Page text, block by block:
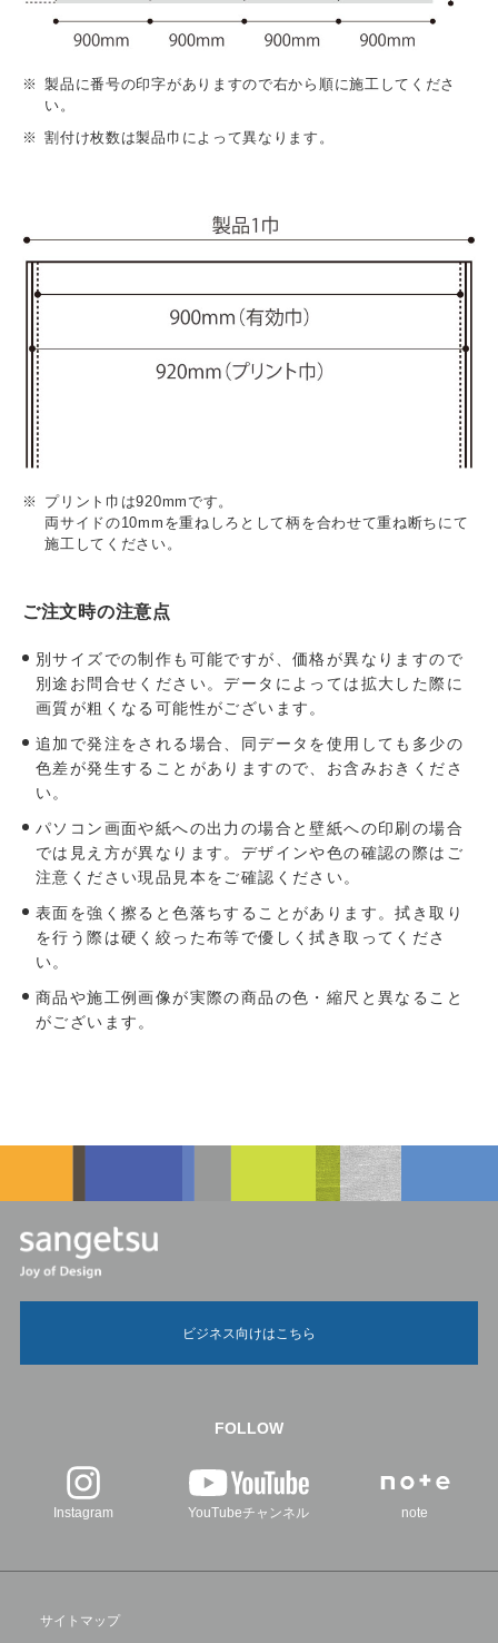
製品に番号の印字がありますので右から順に施工してくださ
い。
割付け枚数は製品巾によって異なります。
プリント巾は920mmです。
両サイドの10mmを重ねしろとして柄を合わせて重ね断ちにて
施工してください。
ご注文時の注意点
別サイズでの制作も可能ですが、価格が異なりますので
別途お問合せください。データによっては拡大した際に
画質が粗くなる可能性がございます。
追加で発注をされる場合、同データを使用しても多少の
色差が発生することがありますので、お含みおきくださ
い。
パソコン画面や紙への出力の場合と壁紙への印刷の場合
では見え方が異なります。デザインや色の確認の際はご
注意ください現品見本をご確認ください。
表面を強く擦ると色落ちすることがあります。拭き取り
を行う際は硬く絞った布等で優しく拭き取ってくださ
い。
商品や施工例画像が実際の商品の色・縮尺と異なること
がございます。
ビジネス向けはこちら
FOLLOW
Instagram YouTubeチャンネル note
サイトマップ